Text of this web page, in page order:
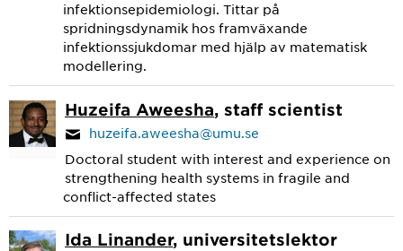
infektionsepidemiologi. Tittar på
spridningsdynamik hos framväxande
infektionssjukdomar med hjälp av matematisk
modellering.
Huzeifa Aweesha, staff scientist
huzeifa.aweesha@umu.se
Doctoral student with interest and experience on
strengthening health systems in fragile and
conflict-affected states
Ida Linander, universitetslektor